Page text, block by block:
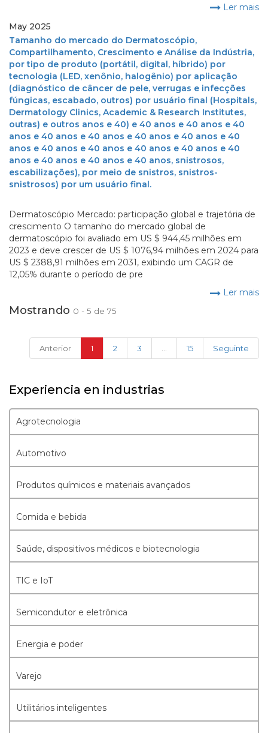
Ler mais
May 2025
Tamanho do mercado do Dermatoscópio,
Compartilhamento, Crescimento e Análise da Indústria,
por tipo de produto (portátil, digital, híbrido) por
tecnologia (LED, xenônio, halogênio) por aplicação
(diagnóstico de câncer de pele, verrugas e infecções
fúngicas, escabado, outros) por usuário final (Hospitals,
Dermatology Clinics, Academic & Research Institutes,
outras) e outros anos e 40) e 40 anos e 40 anos e 40
anos e 40 anos e 40 anos e 40 anos e 40 anos e 40
anos e 40 anos e 40 anos e 40 anos e 40 anos e 40
anos e 40 anos e 40 anos e 40 anos, snistrosos,
escabilizações), por meio de snistros, snistros-
snistrosos) por um usuário final.
Dermatoscópio Mercado: participação global e trajetória de
crescimento O tamanho do mercado global de
dermatoscópio foi avaliado em US $ 944,45 milhões em
2023 e deve crescer de US $ 1076,94 milhões em 2024 para
US $ 2388,91 milhões em 2031, exibindo um CAGR de
12,05% durante o período de pre
Ler mais
Mostrando 0 - 5 de 75
Anterior 1 (current)
2 3 15 Seguinte
Experiencia en industrias
Agrotecnologia
Automotivo
Produtos químicos e materiais avançados
Comida e bebida
Saúde, dispositivos médicos e biotecnologia
TIC e IoT
Semicondutor e eletrônica
Energia e poder
Varejo
Utilitários inteligentes